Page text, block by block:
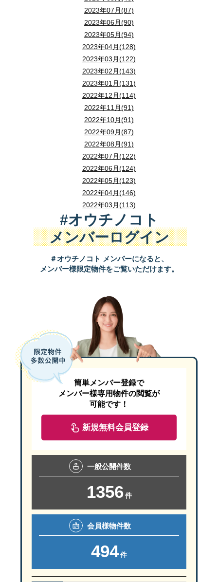
2023年07月(87)
2023年06月(90)
2023年05月(94)
2023年04月(128)
2023年03月(122)
2023年02月(143)
2023年01月(131)
2022年12月(114)
2022年11月(91)
2022年10月(91)
2022年09月(87)
2022年08月(91)
2022年07月(122)
2022年06月(124)
2022年05月(123)
2022年04月(146)
2022年03月(113)
#オウチノコト
メンバーログイン
＃オウチノコト メンバーになると、
メンバー様限定物件をご覧いただけます。
簡単メンバー登録で
メンバー様専用物件の閲覧が
可能です！
新規無料会員登録
一般公開件数
1356 件
会員様物件数
494件